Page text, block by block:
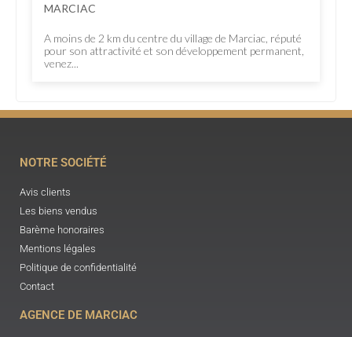
MARCIAC
A moins de 2 km du centre du village de Marciac, réputé
pour son attractivité et son développement permanent,
venez...
NOTRE SOCIÉTÉ
Avis clients
Les biens vendus
Barème honoraires
Mentions légales
Politique de confidentialité
Contact
AGENCE DE MARCIAC